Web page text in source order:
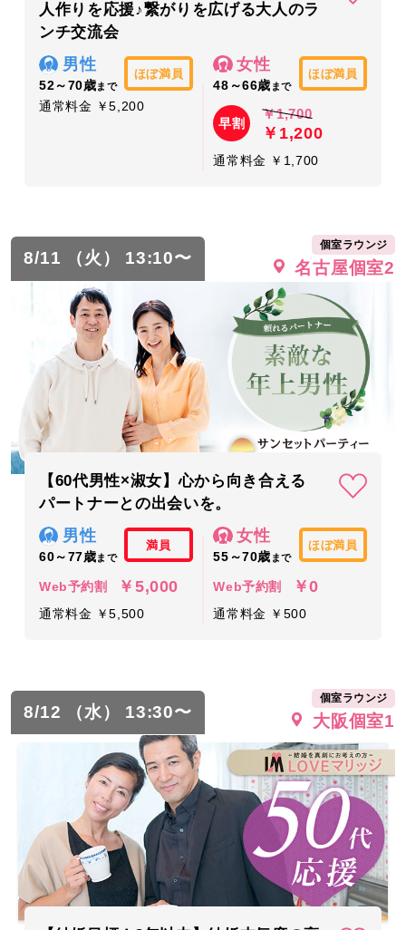
人作りを応援♪繋がりを広げる大人のラ
ンチ交流会
男性
52～70歳まで
ほぼ満員
通常料金 ￥5,200
女性
48～66歳 まで
ほぼ満員
早割
￥1,700
￥1,200
通常料金 ￥1,700
8/11 （火） 13:10〜
個室ラウンジ
名古屋個室2
【60代男性×淑女】心から向き合える
パートナーとの出会いを。
男性
60～77歳まで
満員
Web予約割 ￥5,000
通常料金 ￥5,500
女性
55～70歳 まで
ほぼ満員
Web予約割 ￥0
通常料金 ￥500
8/12 （水） 13:30〜
個室ラウンジ
大阪個室1